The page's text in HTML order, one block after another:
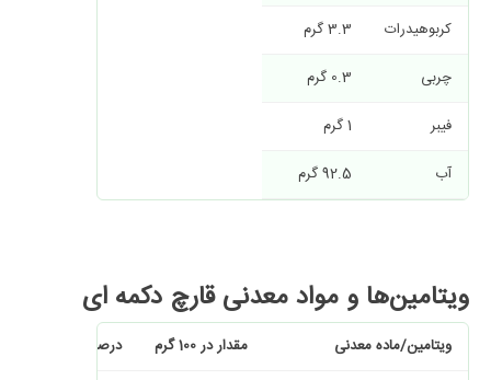
کربوهیدرات
3.3 گرم
چربی
0.3 گرم
فیبر
1 گرم
آب
92.5 گرم
ویتامین‌ها و مواد معدنی قارچ دکمه‌ ای
ویتامین/ماده معدنی مقدار در100گرم
درصد نیاز روزانه